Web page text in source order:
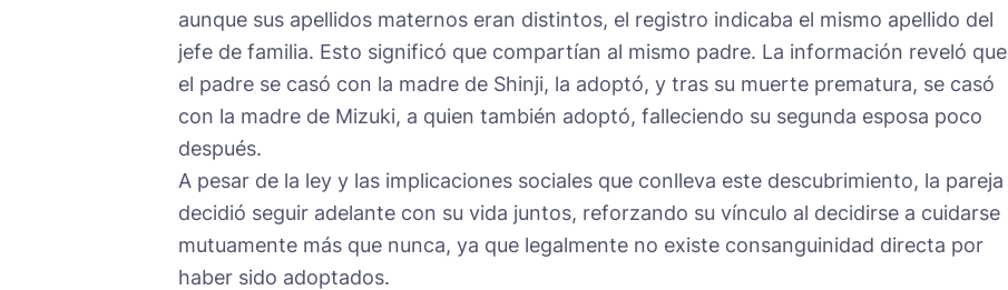
aunque sus apellidos maternos eran distintos, el registro indicaba el mismo apellido del
jefe de familia. Esto significó que compartían al mismo padre. La información reveló que
el padre se casó con la madre de Shinji, la adoptó, y tras su muerte prematura, se casó
con la madre de Mizuki, a quien también adoptó, falleciendo su segunda esposa poco
después.
A pesar de la ley y las implicaciones sociales que conlleva este descubrimiento, la pareja
decidió seguir adelante con su vida juntos, reforzando su vínculo al decidirse a cuidarse
mutuamente más que nunca, ya que legalmente no existe consanguinidad directa por
haber sido adoptados.